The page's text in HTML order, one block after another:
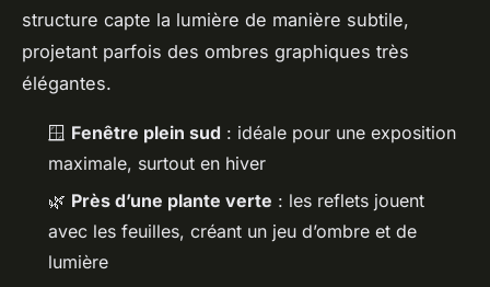
structure capte la lumière de manière subtile,
projetant parfois des ombres graphiques très
élégantes.
🪟 Fenêtre plein sud : idéale pour une exposition
maximale, surtout en hiver
🌿 Près d’une plante verte : les reflets jouent
avec les feuilles, créant un jeu d’ombre et de
lumière